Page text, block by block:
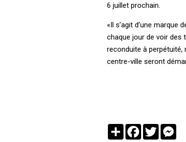
6 juillet prochain.
«Il s’agit d’une
chaque jour de voir des
reconduite à
centre-ville seront
PartagerFacebook
Twitter